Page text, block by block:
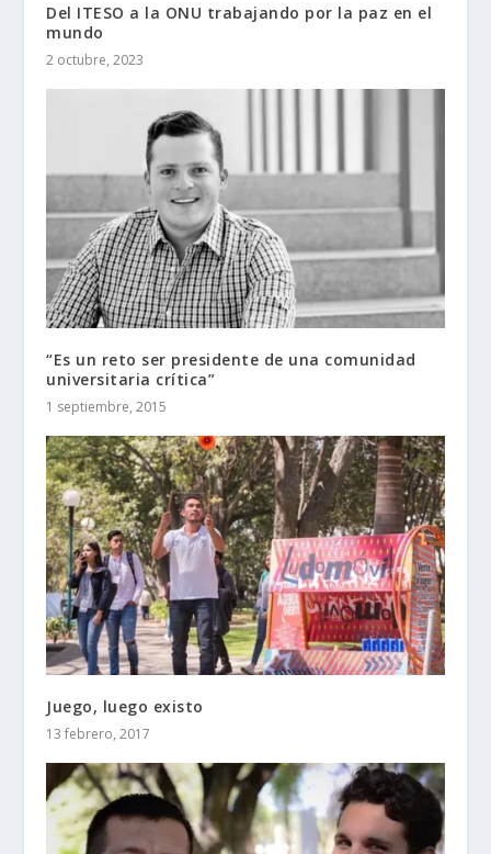
Del ITESO a la ONU trabajando por la paz en el
mundo
2 octubre, 2023
“Es un reto ser presidente de una comunidad
universitaria crítica”
1 septiembre, 2015
Juego, luego existo
13 febrero, 2017